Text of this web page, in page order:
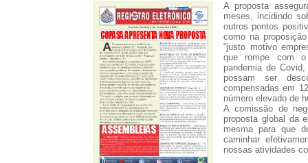
A proposta
meses, incidindo
outros pontos
como na
“justo motivo
que rompe com o
pandemia de
possam ser
compensadas em
número elevado de
A comissão de
proposta global da
mesma para que
caminhar
nossas atividades